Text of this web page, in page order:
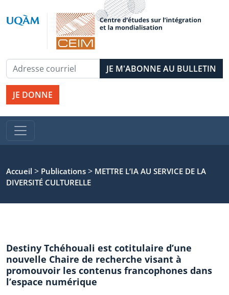
JE DONNE
Accueil > Publications > METTRE L’IA AU SERVICE DE LA
DIVERSITÉ CULTURELLE
Destiny Tchéhouali est cotitulaire d’une
nouvelle Chaire de recherche visant à
promouvoir les contenus francophones dans
l’espace numérique